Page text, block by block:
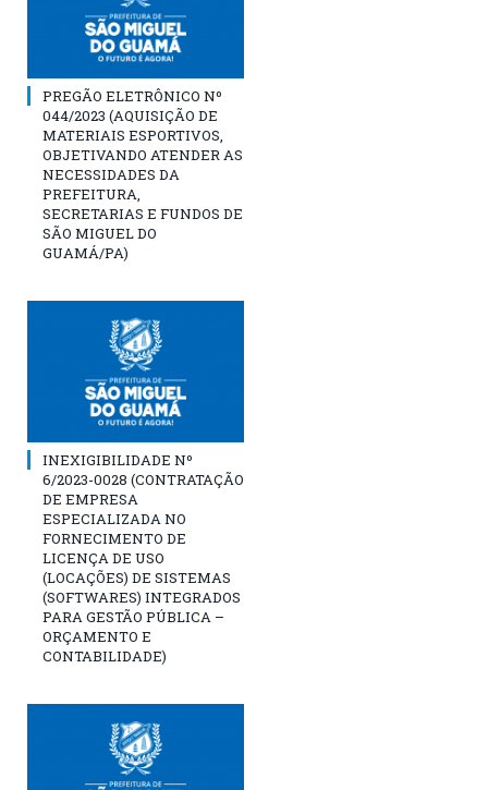
PREGÃO ELETRÔNICO Nº
044/2023 (AQUISIÇÃO DE
MATERIAIS ESPORTIVOS,
OBJETIVANDO ATENDER AS
NECESSIDADES DA
PREFEITURA,
SECRETARIAS E FUNDOS DE
SÃO MIGUEL DO
GUAMÁ/PA)
INEXIGIBILIDADE Nº
6/2023-0028 (CONTRATAÇÃO
DE EMPRESA
ESPECIALIZADA NO
FORNECIMENTO DE
LICENÇA DE USO
(LOCAÇÕES) DE SISTEMAS
(SOFTWARES) INTEGRADOS
PARA GESTÃO PÚBLICA –
ORÇAMENTO E
CONTABILIDADE)